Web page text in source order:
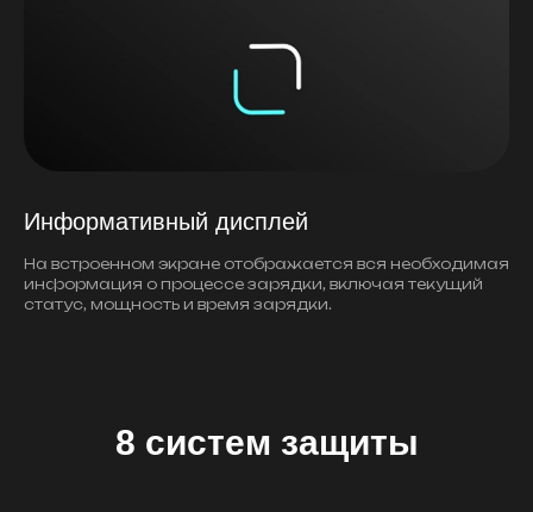
Информативный дисплей
На встроенном экране отображается вся необходимая
информация о процессе зарядки, включая текущий
статус, мощность и время зарядки.
8 систем защиты